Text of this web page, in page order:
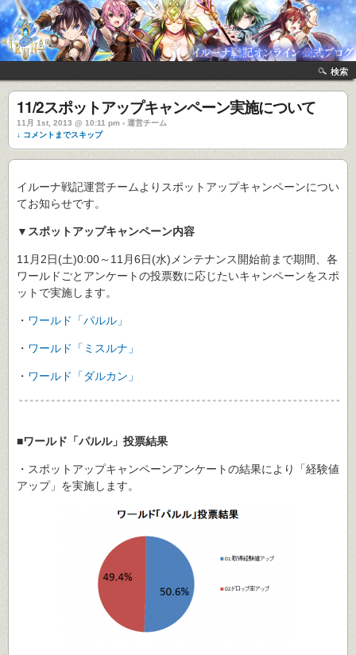
検索
11/2スポットアップキャンペーン実施について
11月 1st, 2013 @ 10:11 pm › 運営チーム
↓ コメントまでスキップ
イルーナ戦記運営チームよりスポットアップキャンペーンについ
てお知らせです。
▼スポットアップキャンペーン内容
11月2日(土)0:00～11月6日(水)メンテナンス開始前まで期間、各
ワールドごとアンケートの投票数に応じたいキャンペーンをスポ
ットで実施します。
・ ワールド「パルル」
・ ワールド「ミスルナ」
・ ワールド「ダルカン」
■ワールド「パルル」投票結果
・スポットアップキャンペーンアンケートの結果により「経験値
アップ」を実施します。